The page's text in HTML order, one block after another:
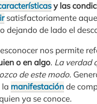
y las
satisfactoriamente
dejando de lado el
nos permite
o en algo. La verdad
de este modo.
la manifestaciónde
ya se conoce.